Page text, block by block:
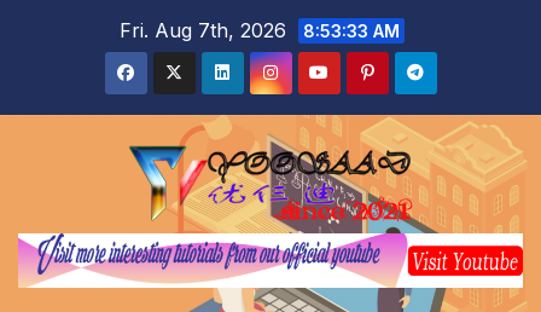
Fri. Aug 7th, 2026 8:53:34 AM